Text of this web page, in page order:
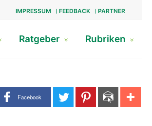
IMPRESSUM FEEDBACK PARTNER
Ratgeber Rubriken
Share buttons
Facebook